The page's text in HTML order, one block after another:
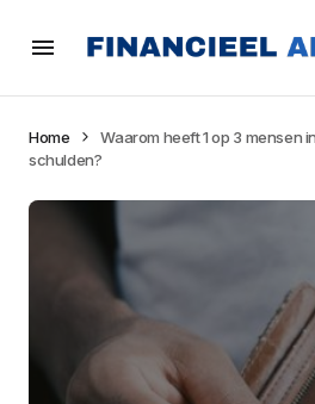
Home
Waarom heeft 1 op 3 mensen
schulden?